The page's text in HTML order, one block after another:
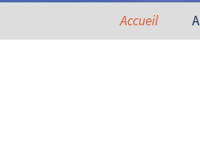
Aller au contenu
Accueil